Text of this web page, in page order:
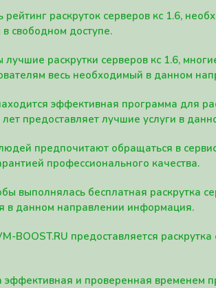
рейтинг раскруток серверов кс 1.6,
в свободном доступе.
раскрутки серверов кс 1.6,
весь необходимый в данном
эффективная программа для
предоставляет лучшие услуги в
предпочитают обращаться в
профессионального качества.
выполнялась бесплатная раскрутка
в данном направлении информация.
BOOST.RU предоставляется
и проверенная временем